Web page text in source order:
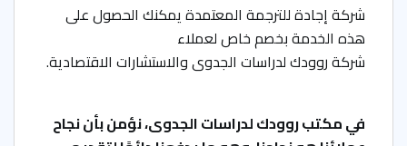
شركة إجادة للترجمة المعتمدة يمكنك الحصول على
هذه الخدمة بخصم خاص لعملاء
شركة روودك لدراسات الجدوى والاستشارات الاقتصادية.
في مكتب روودك لدراسات الجدوى، نؤمن بأن نجاح